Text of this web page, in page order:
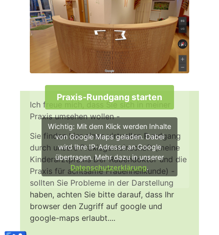
Praxis-Rundgang starten
Wichtig: Mit dem Klick werden Inhalte
von Google Maps geladen. Dabei
wird Ihre IP-Adresse an Google
übertragen. Mehr dazu in unserer
Datenschutzerklärung.
Ich freue mich, dass Sie sich in meiner
Praxis umsehen wollen -
Sie finden hier einen virtuellen Rundgang
durch unsere Praxisgemeinschaft (meine
Kinderarztpraxis Der Rabendoktor und die
Praxis für achtsame Frauenheilkunde) -
sollten Sie Probleme in der Darstellung
haben, achten Sie bitte darauf, dass Ihr
browser den Zugriff auf google und
google-maps erlaubt....